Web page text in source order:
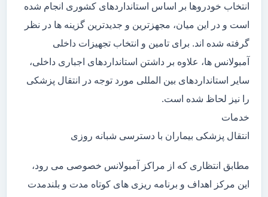
انتخاب خودروها بر اساس استانداردهای کشوری انجام شده
است و در این میان، مجهزترین و جدیدترین گزینه ها در نظر
گرفته شده اند. برای تامین و انتخاب تجهیزات داخلی
آمبولانس ها، علاوه بر داشتن استانداردهای اجباری داخلی،
سایر استانداردهای بین المللی مورد توجه در انتقال پزشکی
را نیز لحاظ شده است.
خدمات
انتقال پزشکی بیماران با دسترسی شبانه روزی
مطابق انتظاری که از مراکز آمبولانس خصوصی می رود،
این مرکز اهداف و برنامه ریزی های کوتاه مدت و بلندمدت